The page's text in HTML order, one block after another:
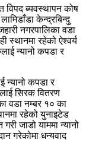
विपद ब्यवस्थापन कोष
केन्द्रबिन्दु
नगरपालिका वडा
स्थानमा रहेको ऐश्वर्य
न्यानो कपडा र
न्यानो कपडा र
सिरक वितरण
वडा नम्बर १० का
रहेको युनाइटेड
जाडो याममा न्यानो
गरेकोमा धन्यवाद